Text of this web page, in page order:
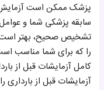
پزشک ممکن است
سابقه پزشکی شما و
تشخیص صحیح، بهتر است
را که برای شما مناسب
کامل آزمایشات قبل از
آزمایشات قبل از بارداری